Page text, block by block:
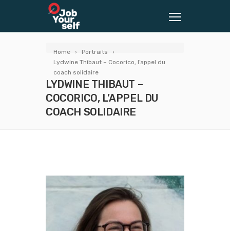
Home
Portraits
Lydwine Thibaut – Cocorico, l’appel du
coach solidaire
LYDWINE THIBAUT –
COCORICO, L’APPEL DU
COACH SOLIDAIRE